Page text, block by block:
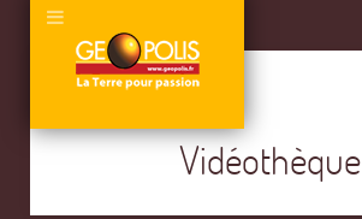
Vidéothèque